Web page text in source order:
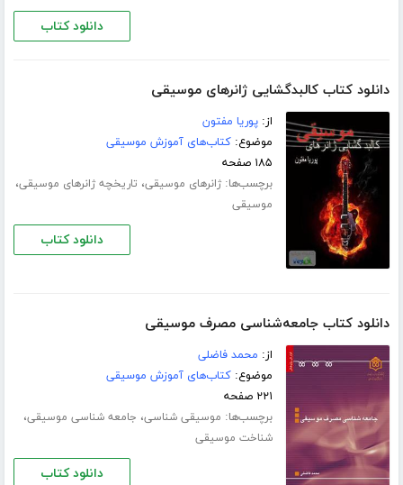
دانلود کتاب
دانلود کتاب کالبدگشایی ژانرهای موسیقی
از:پوریا مفتون
موضوع:کتاب‌های آموزش موسیقی
۱۸۵ صفحه
برچسب‌ها:ژانرهای موسیقی، تاریخچه ژانرهای موسیقی،
موسیقی
دانلود کتاب
دانلود کتاب جامعه‌شناسی مصرف موسیقی
از: محمد فاضلی
موضوع:کتاب‌های آموزش موسیقی
۲۲۱ صفحه
برچسب‌ها: موسیقی شناسی، جامعه شناسی موسیقی،
شناخت موسیقی
دانلود کتاب